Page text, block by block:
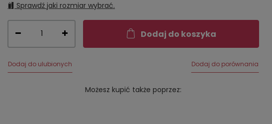
Sprawdź jaki rozmiar wybrać.
Dodaj do koszyka
Dodaj do ulubionych Dodaj do porównania
Możesz kupić także poprzez: